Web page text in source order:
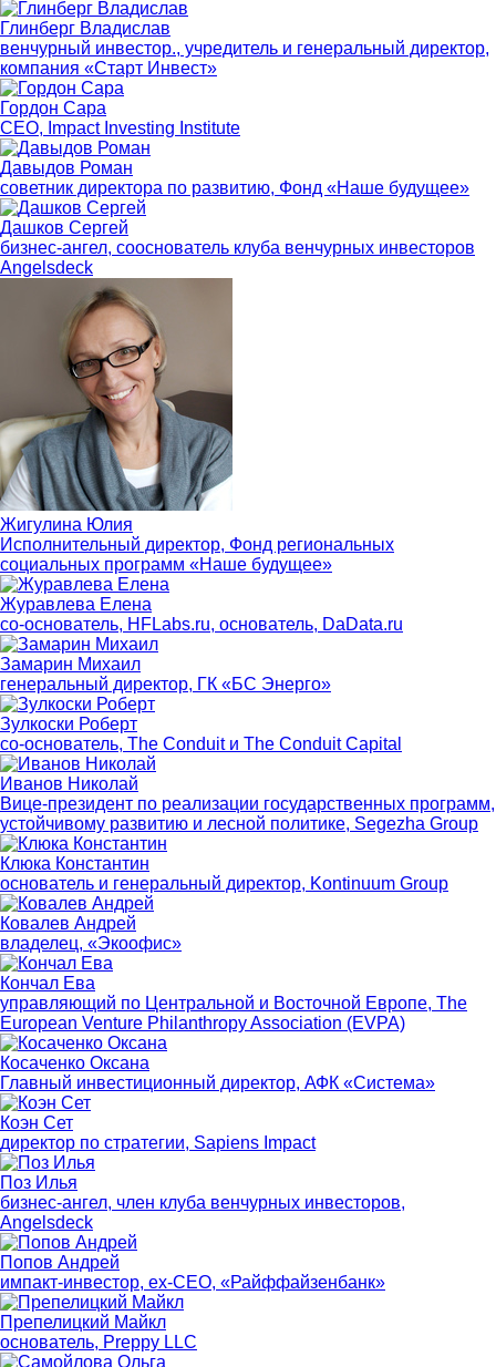
Глинберг Владислав
венчурный инвестор., учредитель и генеральный директор,
компания «Старт Инвест»
Гордон Сара
CEO, Impact Investing Institute
Давыдов Роман
советник директора по развитию, Фонд «Наше будущее»
Дашков Сергей
бизнес-ангел, сооснователь клуба венчурных инвесторов
Angelsdeck
Жигулина Юлия
Исполнительный директор, Фонд региональных
социальных программ «Наше будущее»
Журавлева Елена
со-основатель, HFLabs.ru, основатель, DaData.ru
Замарин Михаил
генеральный директор, ГК «БС Энерго»
Зулкоски Роберт
со-основатель, The Conduit и The Conduit Capital
Иванов Николай
Вице-президент по реализации государственных программ,
устойчивому развитию и лесной политике, Segezha Group
Клюка Константин
основатель и генеральный директор, Kontinuum Group
Ковалев Андрей
владелец, «Экоофис»
Кончал Ева
управляющий по Центральной и Восточной Европе, The
European Venture Philanthropy Association (EVPA)
Косаченко Оксана
Главный инвестиционный директор, АФК «Система»
Коэн Сет
директор по стратегии, Sapiens Impact
Поз Илья
бизнес-ангел, член клуба венчурных инвесторов,
Angelsdeck
Попов Андрей
импакт-инвестор, ex-CЕO, «Райффайзенбанк»
Препелицкий Майкл
основатель, Preppy LLC